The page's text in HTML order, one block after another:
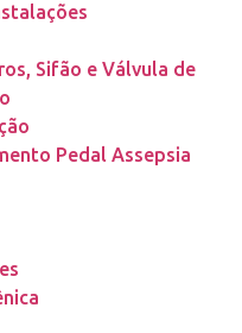
Sifão e Válvula de
Pedal Assepsia